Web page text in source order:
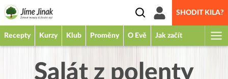
SHODIT KILA?
Recepty Kurzy Klub Proměny O Evě Jak začít
Salát z polenty